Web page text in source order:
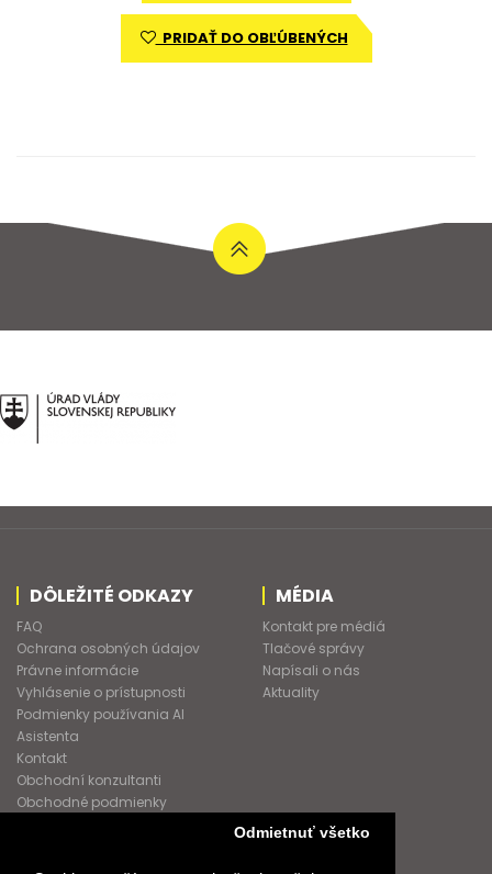
Odmietnuť všetko
PRIDAŤ DO OBĽÚBENÝCH
DÔLEŽITÉ ODKAZY
FAQ
Ochrana osobných údajov
Právne informácie
Vyhlásenie o prístupnosti
Podmienky používania AI
Asistenta
Kontakt
Obchodní konzultanti
Obchodné podmienky
MÉDIA
Kontakt pre médiá
Tlačové správy
Napísali o nás
Aktuality